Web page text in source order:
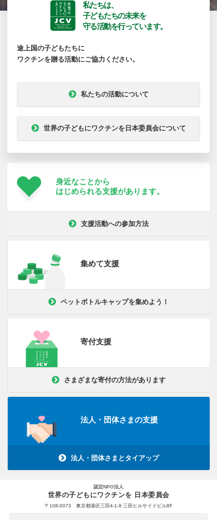
私たちは、
子どもたちの未来を
守る活動を行っています。
途上国の子どもたちに
ワクチンを贈る活動にご協力ください。
私たちの活動について
世界の子どもにワクチンを日本委員会について
身近なことから
はじめられる支援があります。
支援活動への参加方法
集めて支援
ペットボトルキャップを集めよう！
寄付支援
さまざまな寄付の方法があります
法人・団体さまの支援
法人・団体さまとタイアップ
認定NPO法人
世界の子どもにワクチンを 日本委員会
〒108-0073 東京都港区三田4-1-9 三田ヒルサイドビル8F